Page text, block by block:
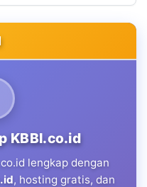
KBBI.co.id
lengkap dengan
, hosting gratis, dan